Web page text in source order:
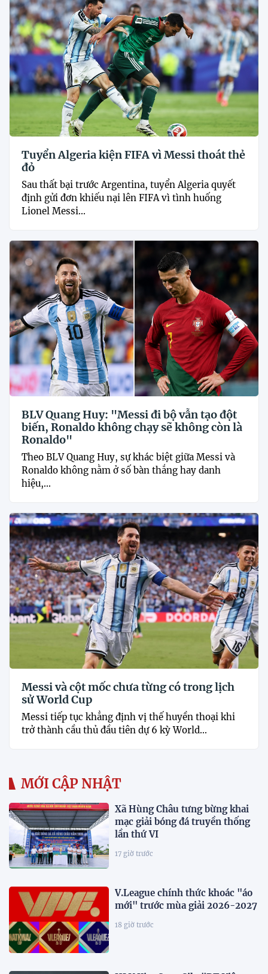
Tuyển Algeria kiện FIFA vì Messi thoát thẻ
đỏ
Sau thất bại trước Argentina, tuyển Algeria quyết
định gửi đơn khiếu nại lên FIFA vì tình huống
Lionel Messi...
BLV Quang Huy: "Messi đi bộ vẫn tạo đột
biến, Ronaldo không chạy sẽ không còn là
Ronaldo"
Theo BLV Quang Huy, sự khác biệt giữa Messi và
Ronaldo không nằm ở số bàn thắng hay danh
hiệu,...
Messi và cột mốc chưa từng có trong lịch
sử World Cup
Messi tiếp tục khẳng định vị thế huyền thoại khi
trở thành cầu thủ đầu tiên dự 6 kỳ World...
MỚI CẬP NHẬT
Xã Hùng Châu tưng bừng khai
mạc giải bóng đá truyền thống
lần thứ VI
17 giờ trước
V.League chính thức khoác "áo
mới" trước mùa giải 2026-2027
18 giờ trước